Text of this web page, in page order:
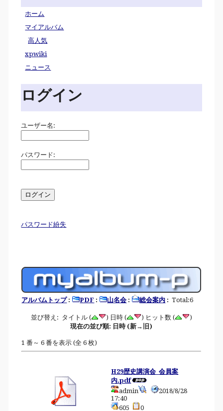
ホーム
マイアルバム
高人気
xpwiki
ニュース
ログイン
ユーザー名:
パスワード:
パスワード紛失
アルバムトップ: PDF : 山名会 : 総会案内 : Total:6
並び替え: タイトル ( ) 日時 ( ) ヒット数 (
)
現在の並び順: 日時 (新→旧)
1 番～ 6 番を表示 (全 6 枚)
H29歴史講演会_会員案
内.pdf
admin
2018/8/28
17:40
605
0